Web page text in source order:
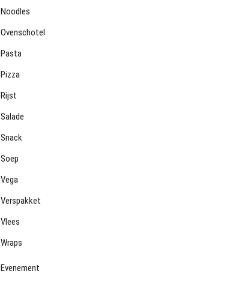
Noodles
Ovenschotel
Pasta
Pizza
Rijst
Salade
Snack
Soep
Vega
Verspakket
Vlees
Wraps
Evenement